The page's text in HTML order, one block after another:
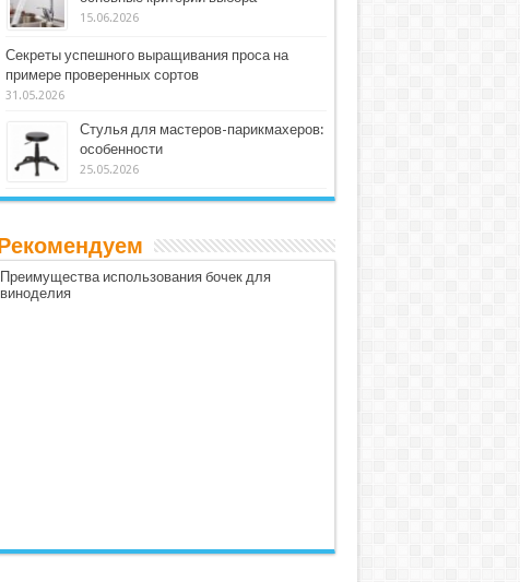
15.06.2026
Секреты успешного выращивания проса на
примере проверенных сортов
31.05.2026
Стулья для мастеров-парикмахеров:
особенности
25.05.2026
Преимущества использования бочек для
виноделия